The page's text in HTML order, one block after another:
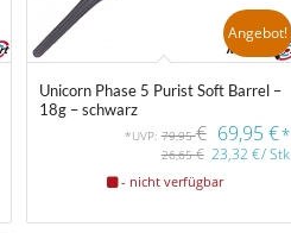
Unicorn Phase 5 Purist Soft Barrel –
18g – schwarz
*UVP: 79,95€ 69,95€*
Angebot!
26,65€ 23,32 €/Stk
- nicht verfügbar